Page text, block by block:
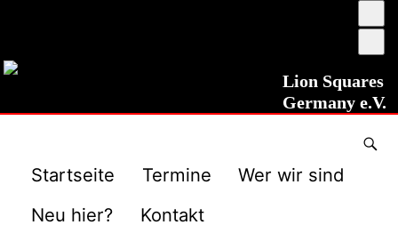
Lion Squares
Germany e.V.
Startseite Termine
Wer wir sind
Neu hier?
Kontakt